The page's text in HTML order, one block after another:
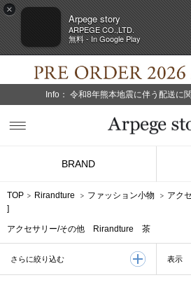
×
Arpege story
ARPEGE CO.,LTD.
無料 - In Google Play
Info： 令和8年熊本地震に伴う配送に
BRAND
TOP Rirandture ファッション小物 アク
]
アクセサリー/その他 Rirandture 茶
さらに絞り込む 表示